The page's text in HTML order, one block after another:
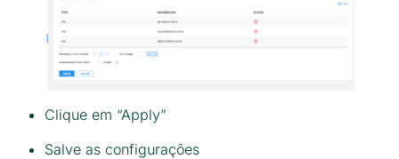
Clique em “Apply”
Salve as configurações